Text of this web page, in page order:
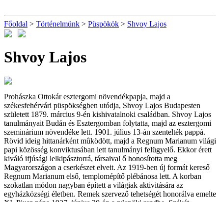
Főoldal > Történelmünk > Püspökök > Shvoy Lajos
Shvoy Lajos
Prohászka Ottokár esztergomi növendékpapja, majd a
székesfehérvári püspökségben utódja, Shvoy Lajos Budapesten
született 1879. március 9-én kishivatalnoki családban. Shvoy Lajos
tanulmányait Budán és Esztergomban folytatta, majd az esztergomi
szeminárium növendéke lett. 1901. július 13-án szentelték pappá.
Rövid ideig hittanárként mûködött, majd a Regnum Marianum világi
papi közösség konviktusában lett tanulmányi felügyelő. Ekkor érett
kiváló ifjúsági lelkipásztorrá, társaival ő honosította meg
Magyarországon a cserkészet elveit. Az 1919-ben új formát kereső
Regnum Marianum első, templomépítő plébánosa lett. A korban
szokatlan módon nagyban épített a világiak aktivitására az
egyházközségi életben. Remek szervező tehetségét honorálva emelte